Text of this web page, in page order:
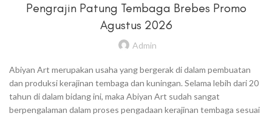
Pengrajin Patung Tembaga Brebes Promo
Agustus 2026
Admin
Abiyan Art merupakan usaha yang bergerak di dalam pembuatan
dan produksi kerajinan tembaga dan kuningan. Selama lebih dari 20
tahun di dalam bidang ini, maka Abiyan Art sudah sangat
berpengalaman dalam proses pengadaan kerajinan tembaga sesuai